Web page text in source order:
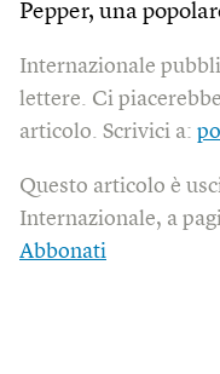
Pepper, una
Internazionale
lettere. Ci
articolo. Scrivici a:
Questo articolo è
Internazionale, a
Abbonati